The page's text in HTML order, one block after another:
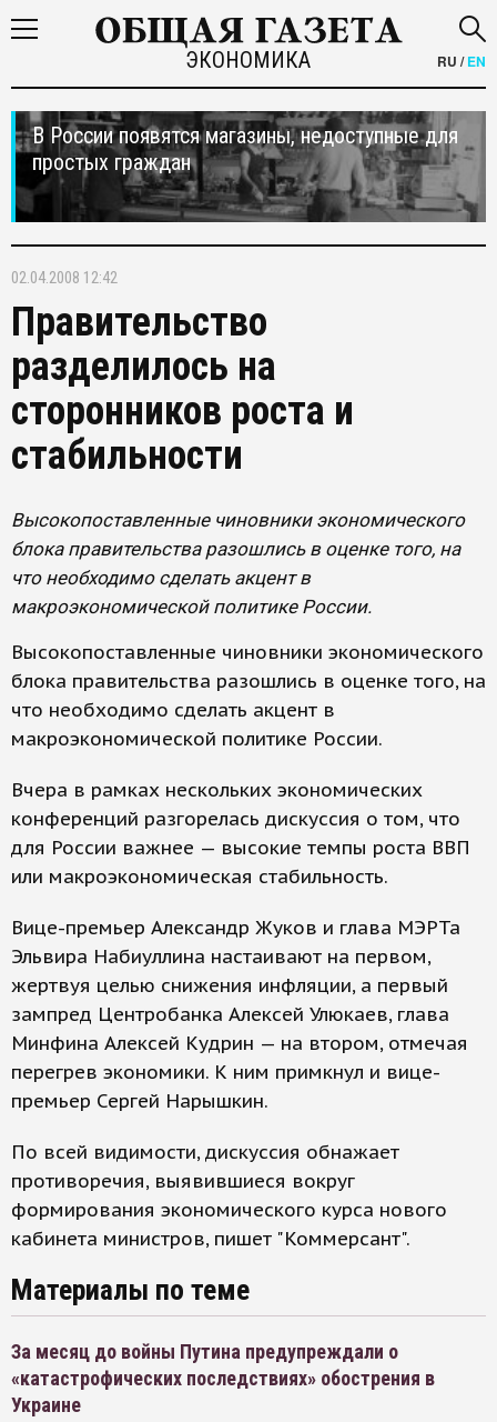
ЭКОНОМИКА RU /EN
В России появятся магазины, недоступные для
простых граждан
02.04.2008 12:42
Правительство
разделилось на
сторонников роста и
стабильности
Высокопоставленные чиновники экономического
блока правительства разошлись в оценке того, на
что необходимо сделать акцент в
макроэкономической политике России.
Высокопоставленные чиновники экономического
блока правительства разошлись в оценке того, на
что необходимо сделать акцент в
макроэкономической политике России.
Вчера в рамках нескольких экономических
конференций разгорелась дискуссия о том, что
для России важнее — высокие темпы роста ВВП
или макроэкономическая стабильность.
Вице-премьер Александр Жуков и глава МЭРТа
Эльвира Набиуллина настаивают на первом,
жертвуя целью снижения инфляции, а первый
зампред Центробанка Алексей Улюкаев, глава
Минфина Алексей Кудрин — на втором, отмечая
перегрев экономики. К ним примкнул и вице-
премьер Сергей Нарышкин.
По всей видимости, дискуссия обнажает
противоречия, выявившиеся вокруг
формирования экономического курса нового
кабинета министров, пишет "Коммерсант".
Материалы по теме
За месяц до войны Путина предупреждали о
«катастрофических последствиях» обострения в
Украине